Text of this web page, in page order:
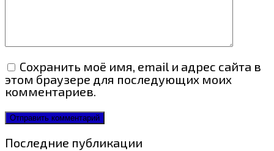
Сохранить моё имя, email и адрес сайта в
этом браузере для последующих моих
комментариев.
Последние публикации